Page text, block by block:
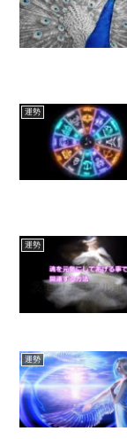
運勢
運勢
運勢